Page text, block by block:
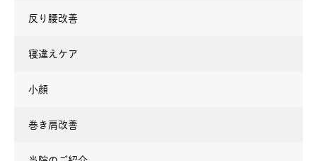
反り腰改善
寝違えケア
小顔
巻き肩改善